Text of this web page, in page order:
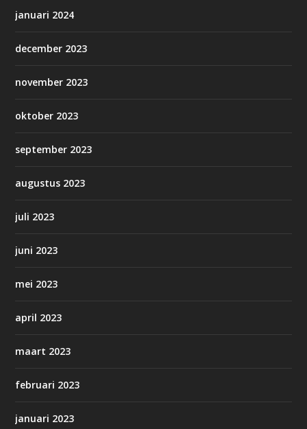
januari 2024
december 2023
november 2023
oktober 2023
september 2023
augustus 2023
juli 2023
juni 2023
mei 2023
april 2023
maart 2023
februari 2023
januari 2023